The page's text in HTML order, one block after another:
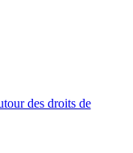
des droits de